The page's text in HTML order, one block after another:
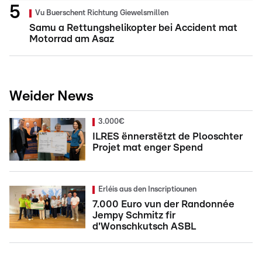
Vu Buerschent Richtung Giewelsmillen
Samu a Rettungshelikopter bei Accident mat
Motorrad am Asaz
Weider News
3.000€
ILRES ënnerstëtzt de Plooschter
Projet mat enger Spend
Erléis aus den Inscriptiounen
7.000 Euro vun der Randonnée
Jempy Schmitz fir
d'Wonschkutsch ASBL